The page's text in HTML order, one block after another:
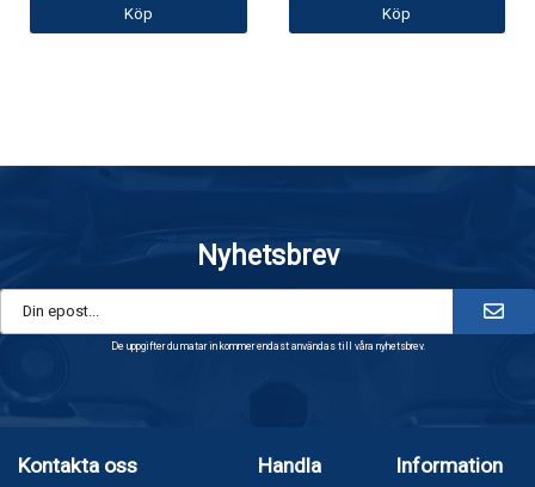
Köp Köp
Nyhetsbrev
De uppgifter du matar in kommer endast användas till våra nyhetsbrev.
Kontakta oss Handla Information